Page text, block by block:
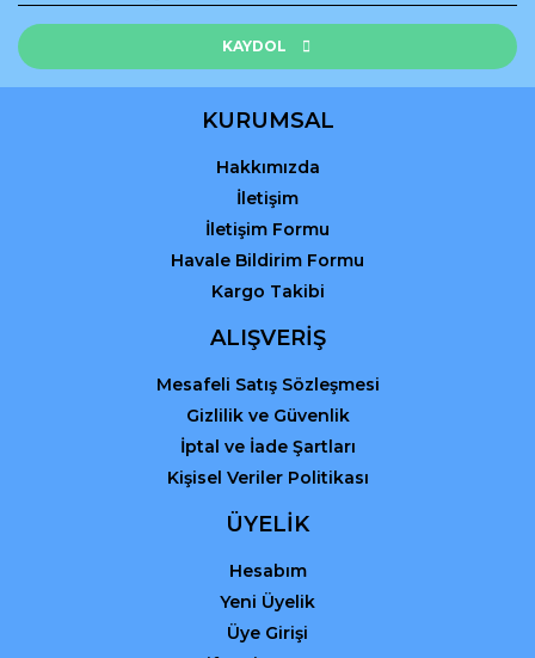
Ürün fiyatı diğer sitelerden daha pahalı.
Bu ürüne benzer farklı alternatifler olmalı.
Gönder
KAYDOL
KURUMSAL
Hakkımızda
İletişim
İletişim Formu
Havale Bildirim Formu
Kargo Takibi
ALIŞVERİŞ
Mesafeli Satış Sözleşmesi
Gizlilik ve Güvenlik
İptal ve İade Şartları
Kişisel Veriler Politikası
ÜYELİK
Hesabım
Yeni Üyelik
Üye Girişi